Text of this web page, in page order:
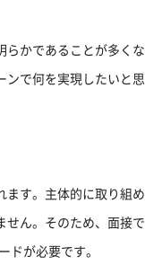
らかであることが多くな
ンで何を実現したいと思
ます。主体的に取り組め
せん。そのため、面接で
ドが必要です。